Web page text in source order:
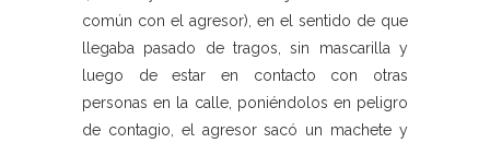
común con el agresor), en el sentido de que
llegaba pasado de tragos, sin mascarilla y
luego de estar en contacto con otras
personas en la calle, poniéndolos en peligro
de contagio, el agresor sacó un machete y